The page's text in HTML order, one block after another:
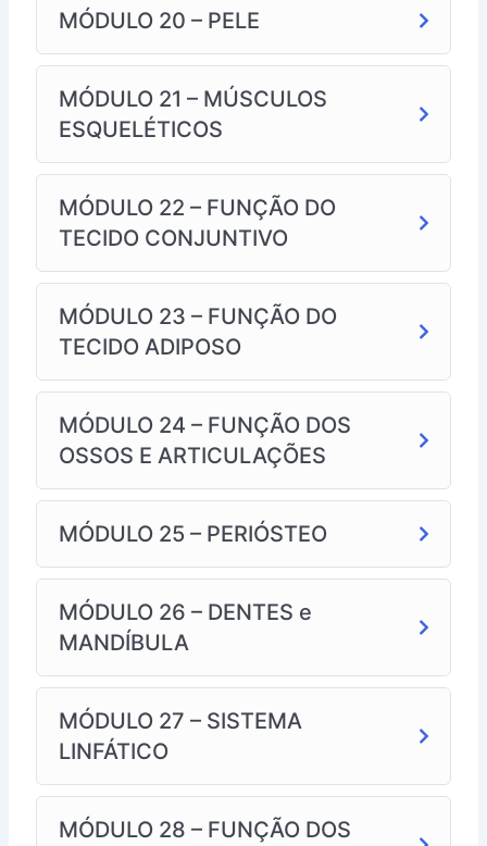
MÓDULO 20 – PELE
MÓDULO 21 – MÚSCULOS
ESQUELÉTICOS
MÓDULO 22 – FUNÇÃO DO
TECIDO CONJUNTIVO
MÓDULO 23 – FUNÇÃO DO
TECIDO ADIPOSO
MÓDULO 24 – FUNÇÃO DOS
OSSOS E ARTICULAÇÕES
MÓDULO 25 – PERIÓSTEO
MÓDULO 26 – DENTES e
MANDÍBULA
MÓDULO 27 – SISTEMA
LINFÁTICO
MÓDULO 28 – FUNÇÃO DOS